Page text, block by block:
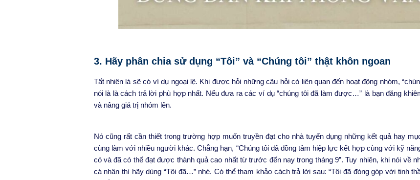
3. Hãy phân chia sử dụng “Tôi” và “Chúng tôi” thật khôn ngoan
Tất nhiên là sẽ có ví dụ ngoại lệ. Khi được hỏi những câu hỏi có liên quan đến hoạt động nhóm,
nói là là cách trả lời phù hợp nhất. Nếu đưa ra các ví dụ “chúng tôi đã làm được…” là bạn đăng
và nâng giá trị nhóm lên.
Nó cũng rất cần thiết trong trường hợp muốn truyền đạt cho nhà tuyển dụng những kết quả hay
cùng làm với nhiều người khác. Chẳng hạn, “Chúng tôi đã đồng tâm hiệp lực kết hợp cùng với kỹ
có và đã có thể đạt được thành quả cao nhất từ trước đến nay trong tháng 9”. Tuy nhiên, khi nói về
cá nhân thì hãy dùng “Tôi đã…” nhé. Có thể tham khảo cách trả lời sau: “Tôi đã đóng góp với tinh